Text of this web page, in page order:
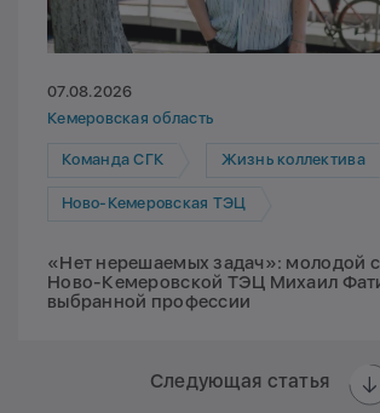
07.08.2026
Кемеровская область
Команда СГК Жизнь коллектива
Ново-Кемеровская ТЭЦ
«Нет нерешаемых задач»: молодой
Ново-Кемеровской ТЭЦ Михаил
выбранной профессии
Следующая статья